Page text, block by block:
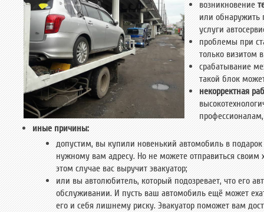
возникновение
или обнаружить
услуги
проблемы при
только визитом
срабатывание
такой блок
некорректная
иные причины:
допустим, вы купили новенький автомобиль в
нужному вам адресу. Но не можете отправиться
этом случае вас выручит эвакуатор;
или вы автолюбитель, который подозревает, что его
обслуживании. И пусть ваш автомобиль ещё может
его и себя лишнему риску. Эвакуатор поможет вам